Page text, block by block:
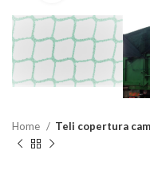
Home Teli copertura